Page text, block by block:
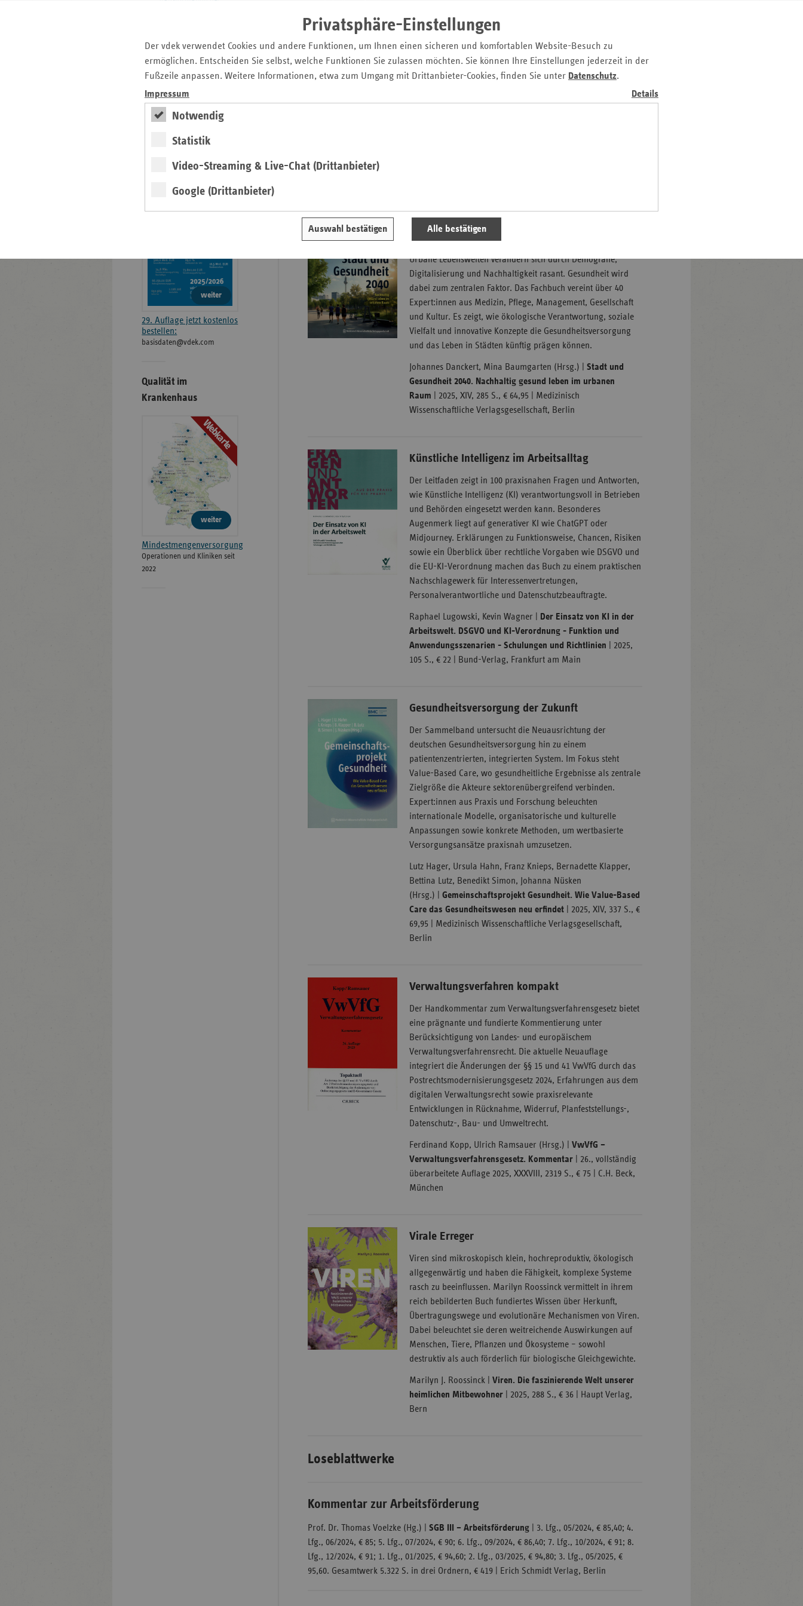
Privatsphäre-Einstellungen
Der vdek verwendet Cookies und andere Funktionen, um Ihnen einen sicheren und komfortablen Website-Besuch zu
ermöglichen. Entscheiden Sie selbst, welche Funktionen Sie zulassen möchten. Sie können Ihre Einstellungen jederzeit in der
Fußzeile anpassen. Weitere Informationen, etwa zum Umgang mit Drittanbieter-Cookies, finden Sie unter Datenschutz.
Impressum
Details
Notwendig
Statistik
Video-Streaming & Live-Chat (Drittanbieter)
Google (Drittanbieter)
Auswahl bestätigen Alle bestätigen
Sachsen
Sachsen-
Schleswig-
kritisch. Der Krankenhaus Rating Report 2025 schafft
Effekte des neuen
Krankenhausversorgungsverbesserungsgesetzes und
Die gesunde Stadt der Zukunft
Urbane Lebenswelten verändern sich durch Demografie,
Digitalisierung und Nachhaltigkeit rasant. Gesundheit wird
dabei zum zentralen Faktor. Das Fachbuch vereint über 40
Expert:innen aus Medizin, Pflege, Management, Gesellschaft
und Kultur. Es zeigt, wie ökologische Verantwortung, soziale
Vielfalt und innovative Konzepte die Gesundheitsversorgung
und das Leben in Städten künftig prägen können.
Johannes Danckert, Mina Baumgarten (Hrsg.) |Stadt und
Gesundheit 2040. Nachhaltig gesund leben im urbanen
Raum
| 2025, XIV, 285 S., € 64,95 | Medizinisch
Wissenschaftliche Verlagsgesellschaft, Berlin
Künstliche Intelligenz im Arbeitsalltag
Der Leitfaden zeigt in 100 praxisnahen Fragen und Antworten,
wie Künstliche Intelligenz (KI) verantwortungsvoll in Betrieben
und Behörden eingesetzt werden kann. Besonderes
Augenmerk liegt auf generativer KI wie ChatGPT oder
Midjourney. Erklärungen zu Funktionsweise, Chancen, Risiken
sowie ein Überblick über rechtliche Vorgaben wie DSGVO und
die EU-KI-Verordnung machen das Buch zu einem praktischen
Nachschlagewerk für Interessenvertretungen,
Personalverantwortliche und Datenschutzbeauftragte.
Raphael Lugowski, Kevin Wagner |
Der Einsatz von KI in der
Arbeitswelt. DSGVO und KI-Verordnung - Funktion und
Anwendungsszenarien - Schulungen und Richtlinien
| 2025,
105 S., € 22 | Bund-Verlag, Frankfurt am Main
Gesundheitsversorgung der Zukunft
Der Sammelband untersucht die Neuausrichtung der
deutschen Gesundheitsversorgung hin zu einem
patientenzentrierten, integrierten System. Im Fokus steht
Value-Based Care, wo gesundheitliche Ergebnisse als zentrale
Zielgröße die Akteure sektorenübergreifend verbinden.
Expert:innen aus Praxis und Forschung beleuchten
internationale Modelle, organisatorische und kulturelle
Anpassungen sowie konkrete Methoden, um wertbasierte
Versorgungsansätze praxisnah umzusetzen.
Lutz Hager, Ursula Hahn, Franz Knieps, Bernadette Klapper,
Bettina Lutz, Benedikt Simon, Johanna Nüsken
(Hrsg.) |Gemeinschaftsprojekt Gesundheit. Wie Value-Based
Care das Gesundheitswesen neu erfindet | 2025, XIV, 337 S., €
69,95 | Medizinisch Wissenschaftliche Verlagsgesellschaft,
Berlin
Verwaltungsverfahren kompakt
Der Handkommentar zum Verwaltungsverfahrensgesetz bietet
eine prägnante und fundierte Kommentierung unter
Berücksichtigung von Landes- und europäischem
Verwaltungsverfahrensrecht. Die aktuelle Neuauflage
integriert die Änderungen der §§ 15 und 41 VwVfG durch das
Postrechtsmodernisierungsgesetz 2024, Erfahrungen aus dem
digitalen Verwaltungsrecht sowie praxisrelevante
Entwicklungen in Rücknahme, Widerruf, Planfeststellungs-,
Datenschutz-, Bau- und Umweltrecht.
Ferdinand Kopp, Ulrich Ramsauer (Hrsg.) |
VwVfG –
Verwaltungsverfahrensgesetz. Kommentar
| 26., vollständig
überarbeitete Auflage 2025, XXXVIII, 2319 S., € 75 | C.H. Beck,
München
Virale Erreger
Viren sind mikroskopisch klein, hochreproduktiv, ökologisch
allgegenwärtig und haben die Fähigkeit, komplexe Systeme
rasch zu beeinflussen. Marilyn Roossinck vermittelt in ihrem
reich bebilderten Buch fundiertes Wissen über Herkunft,
Übertragungswege und evolutionäre Mechanismen von Viren.
Dabei beleuchtet sie deren weitreichende Auswirkungen auf
Menschen, Tiere, Pflanzen und Ökosysteme – sowohl
destruktiv als auch förderlich für biologische Gleichgewichte.
Marilyn J. Roossinck |Viren. Die faszinierende Welt unserer
heimlichen Mitbewohner | 2025, 288 S., € 36 | Haupt Verlag,
Bern
Loseblattwerke
Kommentar zur Arbeitsförderung
Prof. Dr. Thomas Voelzke (Hg.) | SGB III – Arbeitsförderung
| 3. Lfg., 05/2024, € 85,40; 4.
Lfg., 06/2024, € 85; 5. Lfg., 07/2024, € 90; 6. Lfg., 09/2024, € 86,40; 7. Lfg., 10/2024, € 91; 8.
Lfg., 12/2024, € 91; 1. Lfg., 01/2025, € 94,60; 2. Lfg., 03/2025, € 94,80; 3. Lfg., 05/2025, €
95,60. Gesamtwerk 5.322 S. in drei Ordnern, € 419 | Erich Schmidt Verlag, Berlin
Archiv
Impressum Magazin
Informationen
erschienen
Broschüre
weiter
29. Auflage jetzt kostenlos
bestellen:
basisdaten@vdek.com
Qualität im
Krankenhaus
Webkarte
weiter
Mindestmengenversorgung
Operationen und Kliniken seit
2022